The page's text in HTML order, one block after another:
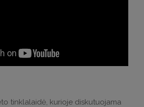
tinklalaidė, kurioje diskutuojama